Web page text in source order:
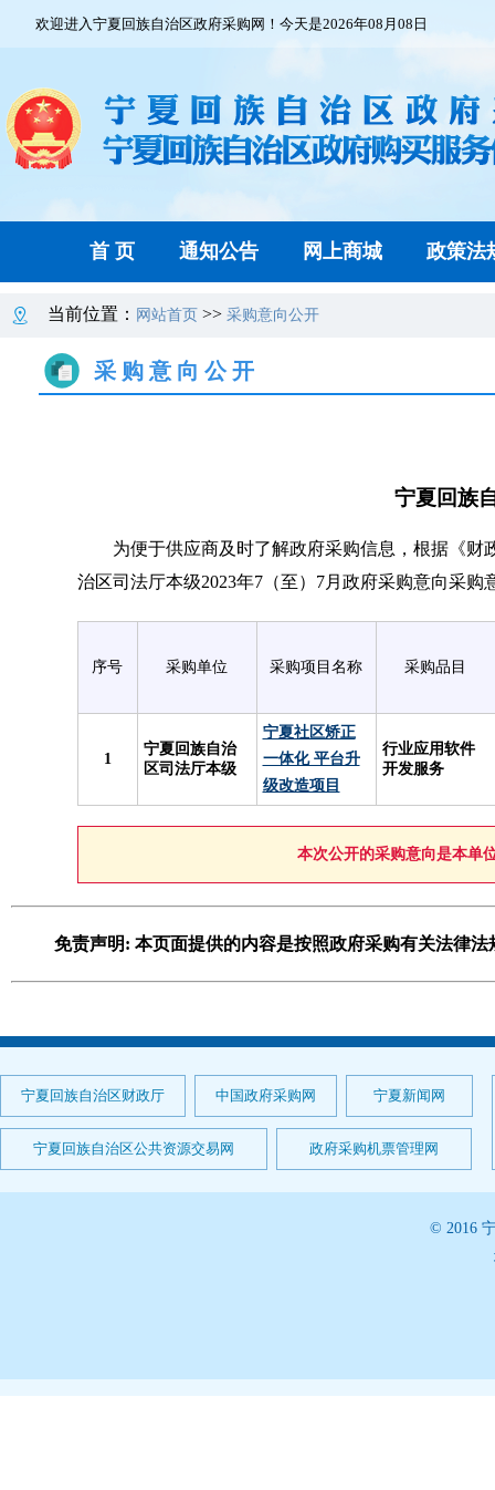
欢迎进入宁夏回族自治区政府采购网！今天是2026年08月08日
首 页 通知公告 网上商城 政策法
当前位置： 网站首页 >> 采购意向公开
采购意向公开
宁夏回族
为便于供应商及时了解政府采购信息，根据《财政
治区司法厅本级2023年7（至）7月政府采购意向采购
序号 采购单位 采购项目名称 采购品目
1
宁夏回族自治
区司法厅本级
宁夏社区矫正
一体化 平台升
级改造项目
行业应用软件
开发服务
本次公开的采购意向是本单
免责声明: 本页面提供的内容是按照政府采购有关法律
宁夏回族自治区财政厅 中国政府采购网 宁夏新闻网
宁夏回族自治区公共资源交易网 政府采购机票管理网
© 2016